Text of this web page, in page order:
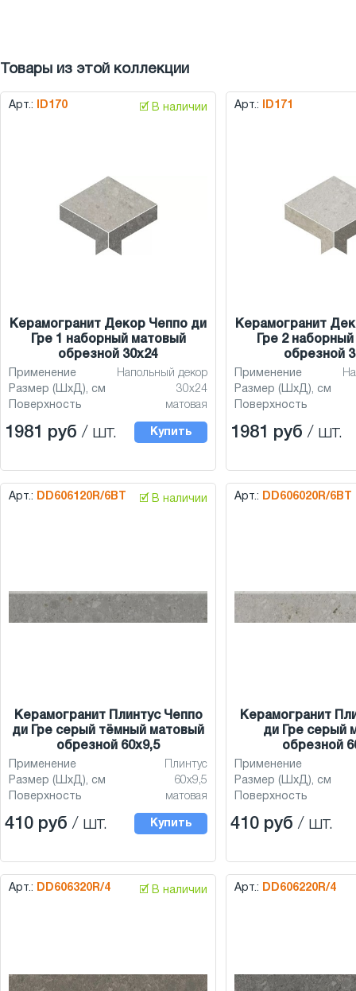
Товары из этой коллекции
Арт.: ID170 🗹 В наличии
Керамогранит Декор Чеппо ди
Гре 1 наборный матовый
обрезной 30x24
Применение
Напольный декор
Размер (ШхД), см
30x24
Поверхность
матовая
1981 руб / шт. Купить
Арт.: ID171
Керамогранит
Гре 2
обрезной
Применение
Размер (ШхД), см
Поверхность
1981 руб / шт.
Арт.: DD606120R/6BT 🗹 В наличии
Керамогранит Плинтус Чеппо
ди Гре серый тёмный матовый
обрезной 60x9,5
Применение
Плинтус
Размер (ШхД), см
60x9,5
Поверхность
матовая
410 руб / шт. Купить
Арт.: DD606020R/6BT
Керамогранит
ди Гре серый
обрезной
Применение
Размер (ШхД), см
Поверхность
410 руб / шт.
Арт.: DD606320R/4 🗹 В наличии Арт.: DD606220R/4